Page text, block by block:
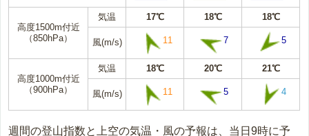
高度1500m付近
（850hPa）
気温 17℃ 18℃ 18℃
風(m/s) 11 7 5
高度1000m付近
（900hPa）
気温 18℃ 20℃ 21℃
風(m/s) 11 5 4
週間の登山指数と上空の気温・風の予報は、当日9時に予